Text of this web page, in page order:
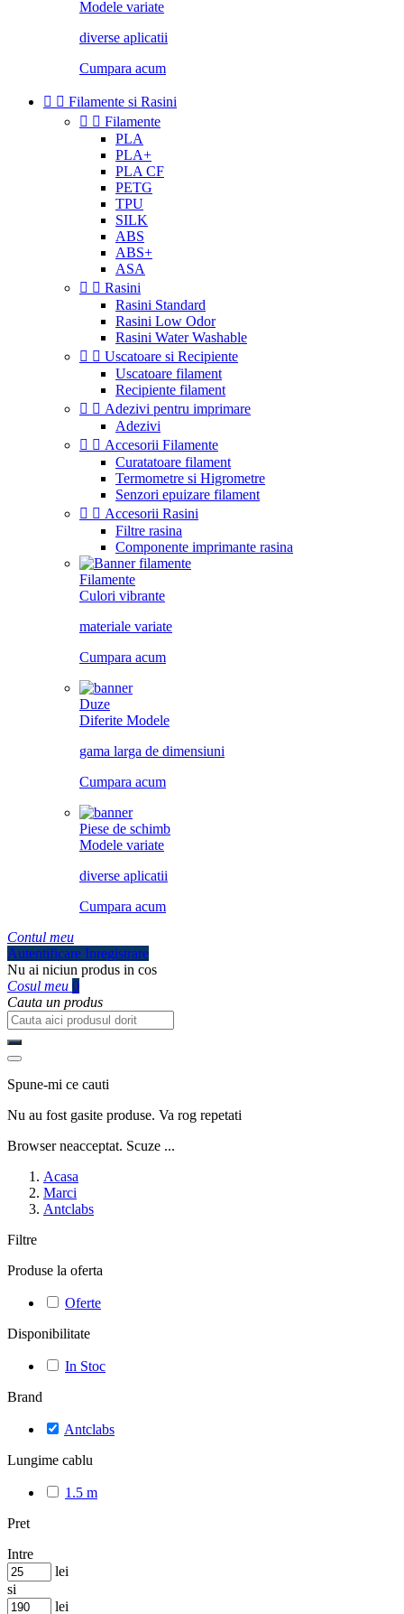
Modele variate
diverse aplicatii
Cumpara acum
  Filamente si Rasini
  Filamente
PLA
PLA+
PLA CF
PETG
TPU
SILK
ABS
ABS+
ASA
  Rasini
Rasini Standard
Rasini Low Odor
Rasini Water Washable
  Uscatoare si Recipiente
Uscatoare filament
Recipiente filament
  Adezivi pentru imprimare
Adezivi
  Accesorii Filamente
Curatatoare filament
Termometre si Higrometre
Senzori epuizare filament
  Accesorii Rasini
Filtre rasina
Componente imprimante rasina
Filamente
Culori vibrante
materiale variate
Cumpara acum
Duze
Diferite Modele
gama larga de dimensiuni
Cumpara acum
Piese de schimb
Modele variate
diverse aplicatii
Cumpara acum
Contul meu
Autentificare Inregistrare
Nu ai niciun produs in cos
Cosul meu 0
Cauta un produs
Spune-mi ce cauti
Nu au fost gasite produse. Va rog repetati
Browser neacceptat. Scuze ...
Acasa
Marci
Antclabs
Filtre
Produse la oferta
Oferte
Disponibilitate
In Stoc
Brand
Antclabs
Lungime cablu
1.5 m
Pret
Intre
lei
si
lei